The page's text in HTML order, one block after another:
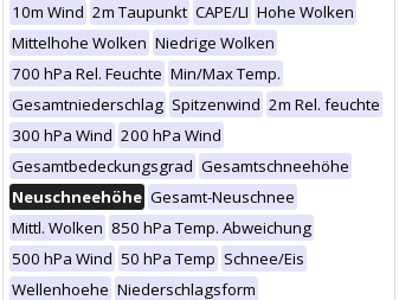
10m Wind 2m Taupunkt CAPE/LI Hohe Wolken
Mittelhohe Wolken Niedrige Wolken
700 hPa Rel. Feuchte Min/Max Temp.
Gesamtniederschlag Spitzenwind 2m Rel. feuchte
300 hPa Wind 200 hPa Wind
Gesamtbedeckungsgrad Gesamtschneehöhe
Neuschneehöhe Gesamt-Neuschnee
Mittl. Wolken 850 hPa Temp. Abweichung
500 hPa Wind 50 hPa Temp Schnee/Eis
Wellenhoehe Niederschlagsform